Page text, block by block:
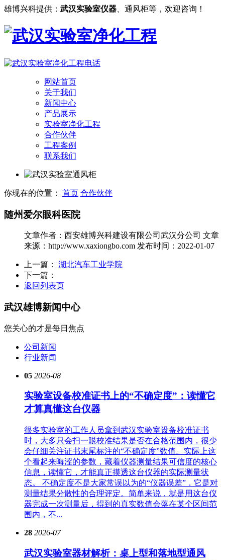
雄博兴科提供： 武汉实验室仪器 、通风柜等，欢迎咨询！
网站首页
关于我们
新闻中心
产品展示
实验室净化工程
合作伙伴
工程案例
联系我们
你现在的位置： 首页 合作伙伴
随州爱尔眼科医院
文章作者：西安雄博兴科建设有限公司武汉分公司 文章
来源：http://www.xaxiongbo.com 发布时间：2022-01-07
上一篇： 湖北汽车工业学院
下一篇：
返回列表页
武汉雄博新闻中心
您关心的才是每日焦点
公司新闻
行业新闻
05 2026-08
实验室设备校准证书上的“不确定度”：读懂它
才算真懂这台仪器
很多实验室的工作人员拿到武汉实验室设备校准证书
时，大多只会扫一眼校准结果是否在合格范围内，很少
会仔细关注证书末尾标注的“不确定度”数值。实际上这
个看起来晦涩的参数，藏着仪器测量结果可信度的核心
信息，读懂它，才能真正摸透这台仪器的实际测量状
态。 不确定度不是大家常误以为的“仪器误差”，它是对
测量结果分散性的合理评定。简单来说，就是用这台仪
器完成一次测量后，得到的真实数值会落在某个区间范
围内，不...
28 2026-07
武汉实验室器材解析：桌上型和落地型通风